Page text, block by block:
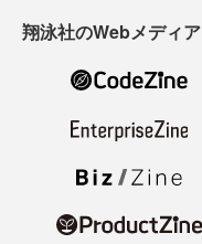
翔泳社のWebメディア